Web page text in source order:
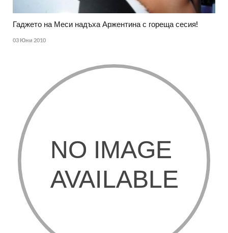
Гаджето на Меси надъха Аржентина с гореща сесия!
03 Юни 2010